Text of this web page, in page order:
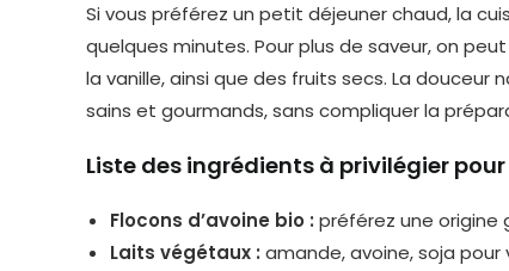
Si vous préférez un petit déjeuner chaud, la
quelques minutes. Pour plus de saveur, on
la vanille, ainsi que des fruits secs. La
sains et gourmands, sans compliquer la
Liste des ingrédients à privilégier
Flocons d’avoine bio : préférez une origine
Laits végétaux : amande, avoine, soja